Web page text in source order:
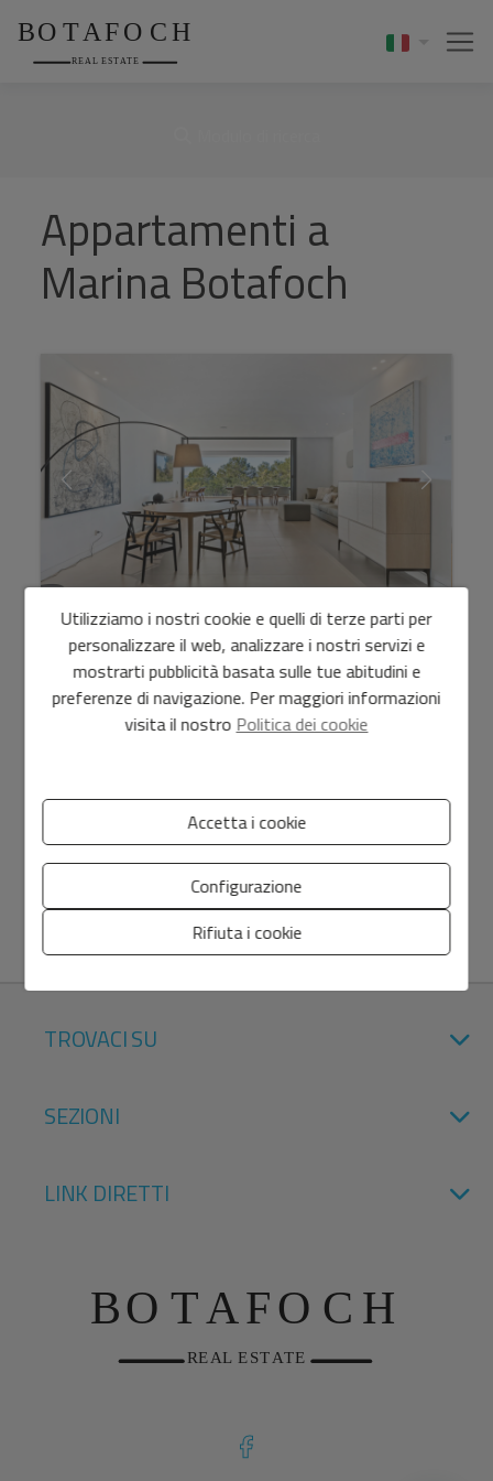
Appartamenti a
Marina Botafoch
Appartamento di lusso in TWA Talamanca
2.750.000 €
Appartamento di lusso situato nel complesso residenziale
Ref. V645 200 m2 4 4
TROVACI SU
SEZIONI
LINK DIRETTI
Utilizziamo i nostri cookie e quelli di terze parti per
personalizzare il web, analizzare i nostri servizi e
mostrarti pubblicità basata sulle tue abitudini e
preferenze di navigazione. Per maggiori informazioni
visita il nostro Politica dei cookie
Accetta i cookie
Configurazione
Rifiuta i cookie